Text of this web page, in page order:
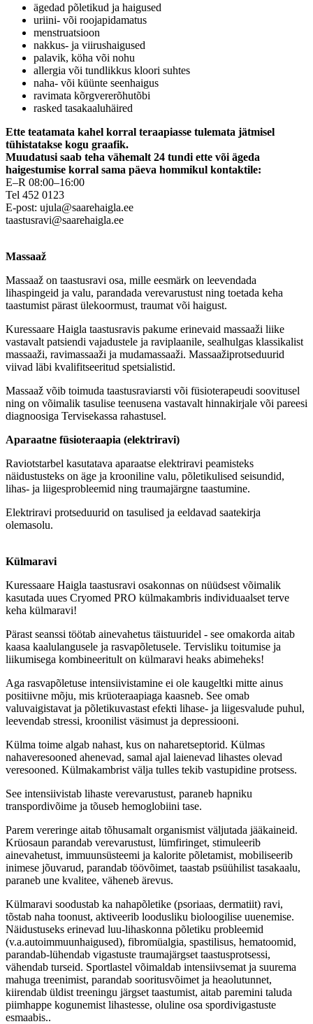
ägedad põletikud ja haigused
uriini- või roojapidamatus
menstruatsioon
nakkus- ja viirushaigused
palavik, köha või nohu
allergia või tundlikkus kloori suhtes
naha- või küünte seenhaigus
ravimata kõrgvererõhutõbi
rasked tasakaaluhäired
Ette teatamata kahel korral teraapiasse tulemata jätmisel
tühistatakse kogu graafik.
Muudatusi saab teha vähemalt 24 tundi ette või ägeda
haigestumise korral sama päeva hommikul kontaktile:
E–R 08:00–16:00
Tel 452 0123
E-post: ujula@saarehaigla.ee
taastusravi@saarehaigla.ee
Massaaž
Massaaž on taastusravi osa, mille eesmärk on leevendada
lihaspingeid ja valu, parandada verevarustust ning toetada keha
taastumist pärast ülekoormust, traumat või haigust.
Kuressaare Haigla taastusravis pakume erinevaid massaaži liike
vastavalt patsiendi vajadustele ja raviplaanile, sealhulgas klassikalist
massaaži, ravimassaaži ja mudamassaaži. Massaažiprotseduurid
viivad läbi kvalifitseeritud spetsialistid.
Massaaž võib toimuda taastusraviarsti või füsioterapeudi soovitusel
ning on võimalik tasulise teenusena vastavalt hinnakirjale või pareesi
diagnoosiga Tervisekassa rahastusel.
Aparaatne füsioteraapia (elektriravi)
Raviotstarbel kasutatava aparaatse elektriravi peamisteks
näidustusteks on äge ja krooniline valu, põletikulised seisundid,
lihas- ja liigesprobleemid ning traumajärgne taastumine.
Elektriravi protseduurid on tasulised ja eeldavad saatekirja
olemasolu.
Külmaravi
Kuressaare Haigla taastusravi osakonnas on nüüdsest võimalik
kasutada uues Cryomed PRO külmakambris individuaalset terve
keha külmaravi!
Pärast seanssi töötab ainevahetus täistuuridel - see omakorda aitab
kaasa kaalulangusele ja rasvapõletusele. Tervisliku toitumise ja
liikumisega kombineeritult on külmaravi heaks abimeheks!
Aga rasvapõletuse intensiivistamine ei ole kaugeltki mitte ainus
positiivne mõju, mis krüoteraapiaga kaasneb. See omab
valuvaigistavat ja põletikuvastast efekti lihase- ja liigesvalude puhul,
leevendab stressi, kroonilist väsimust ja depressiooni.
Külma toime algab nahast, kus on naharetseptorid. Külmas
nahaveresooned ahenevad, samal ajal laienevad lihastes olevad
veresooned. Külmakambrist välja tulles tekib vastupidine protsess.
See intensiivistab lihaste verevarustust, paraneb hapniku
transpordivõime ja tõuseb hemoglobiini tase.
Parem vereringe aitab tõhusamalt organismist väljutada jääkaineid.
Krüosaun parandab verevarustust, lümfiringet, stimuleerib
ainevahetust, immuunsüsteemi ja kalorite põletamist, mobiliseerib
inimese jõuvarud, parandab töövõimet, taastab psüühilist tasakaalu,
paraneb une kvalitee, väheneb ärevus.
Külmaravi soodustab ka nahapõletike (psoriaas, dermatiit) ravi,
tõstab naha toonust, aktiveerib loodusliku bioloogilise uuenemise.
Näidustuseks erinevad luu-lihaskonna põletiku probleemid
(v.a.autoimmuunhaigused), fibromüalgia, spastilisus, hematoomid,
parandab-lühendab vigastuste traumajärgset taastusprotsessi,
vähendab turseid. Sportlastel võimaldab intensiivsemat ja suurema
mahuga treenimist, parandab sooritusvõimet ja heaolutunnet,
kiirendab üldist treeningu järgset taastumist, aitab paremini taluda
piimhappe kogunemist lihastesse, oluline osa spordivigastuste
esmaabis..